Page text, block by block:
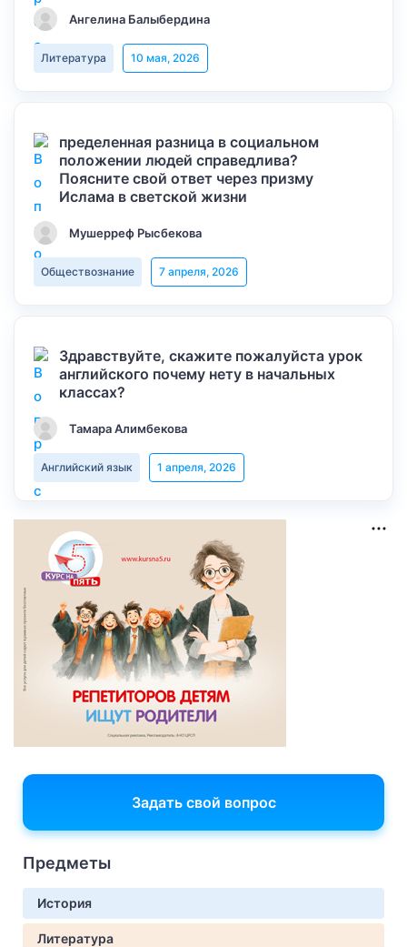
Ангелина Балыбердина
Литература 10 мая, 2026
пределенная разница в социальном
положении людей справедлива?
Поясните свой ответ через призму
Ислама в светской жизни
Мушерреф Рысбекова
Обществознание 7 апреля, 2026
Здравствуйте, скажите пожалуйста урок
английского почему нету в начальных
классах?
Тамара Алимбекова
Английский язык 1 апреля, 2026
Задать свой вопрос
Предметы
История
Литература